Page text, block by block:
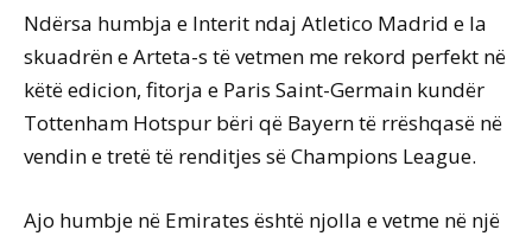
Ndërsa humbja e Interit ndaj Atletico Madrid e la
skuadrën e Arteta-s të vetmen me rekord perfekt në
këtë edicion, fitorja e Paris Saint-Germain kundër
Tottenham Hotspur bëri që Bayern të rrëshqasë në
vendin e tretë të renditjes së Champions League.
Ajo humbje në Emirates është njolla e vetme në një